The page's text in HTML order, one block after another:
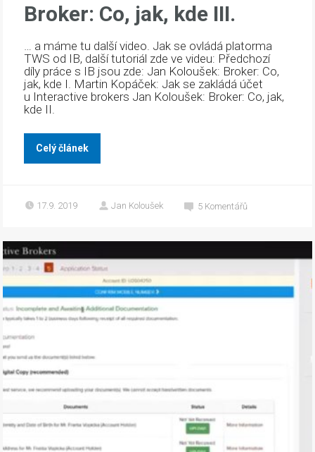
Broker: Co, jak, kde III.
… a máme tu další video. Jak se ovládá platorma
TWS od IB, další tutoriál zde ve videu: Předchozí
díly práce s IB jsou zde: Jan Koloušek: Broker: Co,
jak, kde I. Martin Kopáček: Jak se zakládá účet
u Interactive brokers Jan Koloušek: Broker: Co, jak,
kde II.
Celý článek
17.9. 2019 Jan Koloušek 5 Komentářů